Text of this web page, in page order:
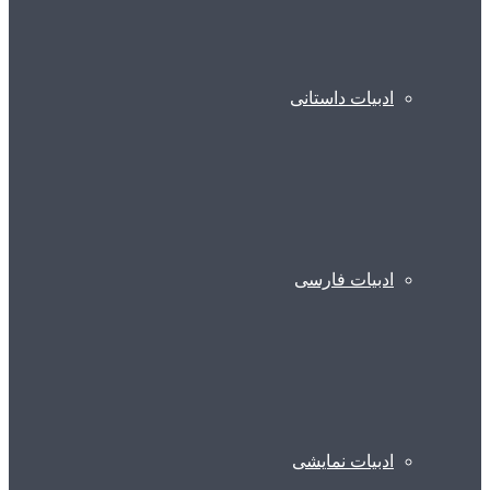
ادبیات داستانی
ادبیات فارسی
ادبیات نمایشی